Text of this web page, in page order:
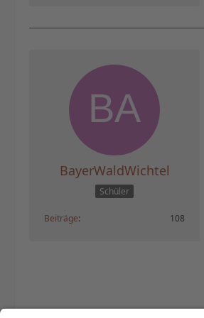
BayerWaldWichtel
Schüler
Beiträge 108